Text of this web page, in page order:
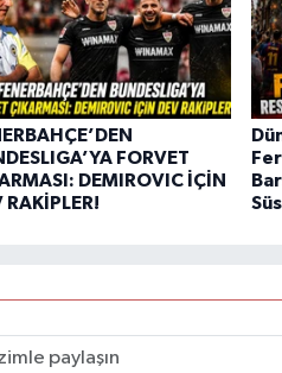
FORVET
DEMIROVIC İÇİN
RAKİPLER!